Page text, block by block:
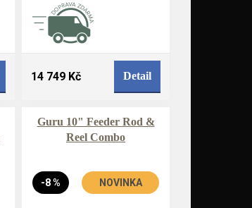
14 749 Kč Detail
Guru 10" Feeder Rod &
Reel Combo
-8 % NOVINKA